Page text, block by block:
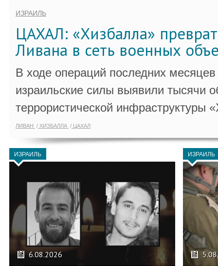
ИЗРАИЛЬ
ЦАХАЛ: «Хизбалла»
Ливана в сеть военных
В ходе операций последних
израильские силы выявили тысячи
террористической инфраструктуры
ЛИВАН ХИЗБАЛЛА ЦАХАЛ
ИЗРАИЛЬ
6.08.2026
ИЗРАИЛЬ